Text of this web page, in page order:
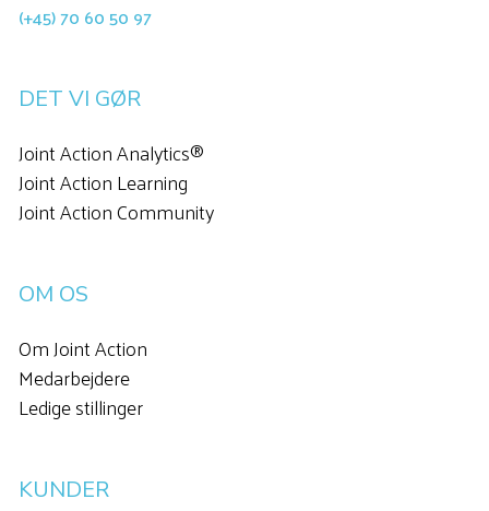
(+45) 70 60 50 97
DET VI GØR
Joint Action Analytics®
Joint Action Learning
Joint Action Community
OM OS
Om Joint Action
Medarbejdere
Ledige stillinger
KUNDER